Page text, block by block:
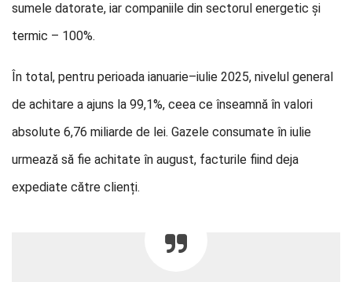
sumele datorate, iar companiile din sectorul energetic și
termic – 100%.
În total, pentru perioada ianuarie–iulie 2025, nivelul general
de achitare a ajuns la 99,1%, ceea ce înseamnă în valori
absolute 6,76 miliarde de lei. Gazele consumate în iulie
urmează să fie achitate în august, facturile fiind deja
expediate către clienți.